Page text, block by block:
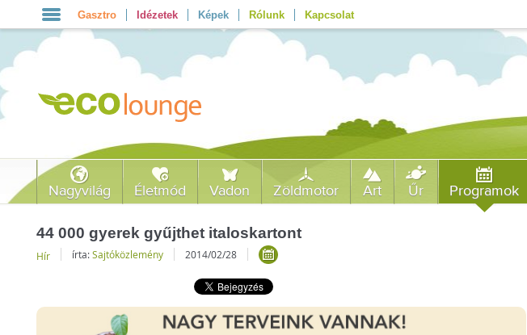
Gasztro Idézetek Képek Rólunk Kapcsolat
Nagyvilág Életmód Vadon Zöldmotor Art Űr Programok
44 000 gyerek gyűjthet italoskartont
Hír írta:Sajtóközlemény 2014/02/28